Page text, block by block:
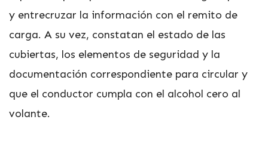
y entrecruzar la información con el remito de
carga. A su vez, constatan el estado de las
cubiertas, los elementos de seguridad y la
documentación correspondiente para circular y
que el conductor cumpla con el alcohol cero al
volante.